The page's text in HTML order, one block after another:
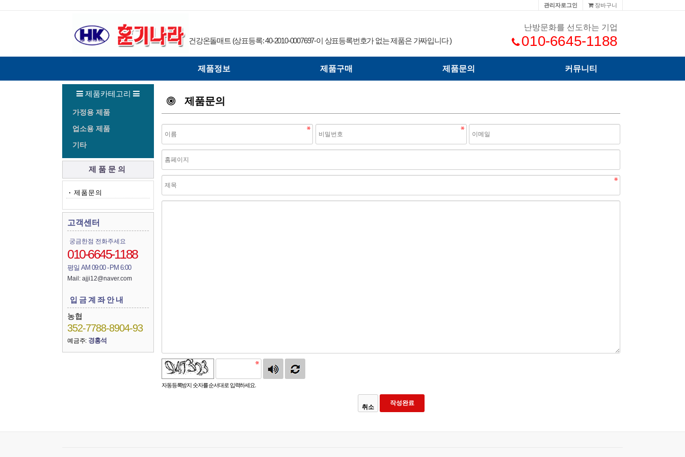
장바구니
관리자로그인
건강온돌매트 (상표등록: 40-2010-0007697-이 상표등록번호가 없는 제품은 가짜입니다 )
난방문화를 선도하는 기업
010-6645-1188
제품정보 제품구매 제품문의 커뮤니티
제품카테고리
가정용 제품
업소용 제품
기타
제품문의
· 제품문의
고객센터
궁금한점 전화주세요
010-6645-1188
평일 AM 09:00 - PM 6:00
Mail: ajji12@naver.com
입금계좌안내
농협
352-7788-8904-93
예금주: 경홍석
제품문의
자동등록방지 숫자를 순서대로 입력하세요.
취소